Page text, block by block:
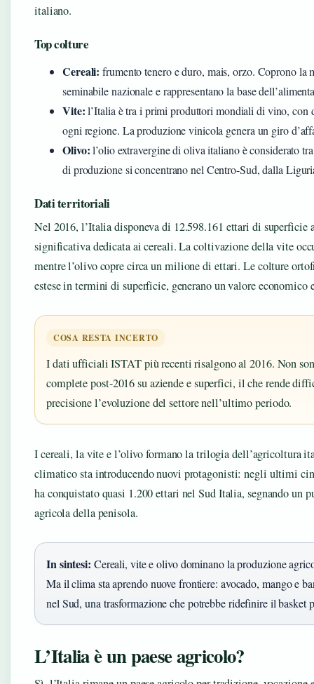
italiano.
Top colture
Cereali: frumento tenero e duro, mais, orzo. Coprono la
seminabile nazionale e rappresentano la base
Vite:l’Italia è tra i primi produttori mondiali di vino, con
ogni regione. La produzione vinicola genera un giro
Olivo:l’olio extravergine di oliva italiano è considerato
di produzione si concentrano nel Centro-Sud, dalla
Dati territoriali
Nel 2016, l’Italia disponeva di 12.598.161 ettari di superficie
significativa dedicata ai cereali. La coltivazione della vite
mentre l’olivo copre circa un milione di ettari. Le colture
estese in termini di superficie, generano un valore economico
COSA RESTA INCERTO
I dati ufficiali ISTAT più recenti risalgono al 2016. Non
complete post-2016 su aziende e superfici, il che rende
precisione l’evoluzione del settore nell’ultimo periodo.
I cereali, la vite e l’olivo formano la trilogia dell’agricoltura
climatico sta introducendo nuovi protagonisti: negli ultimi
ha conquistato quasi 1.200 ettari nel Sud Italia, segnando un
agricola della penisola.
In sintesi: Cereali, vite e olivo dominano la produzione
Ma il clima sta aprendo nuove frontiere: avocado, mango e
nel Sud, una trasformazione che potrebbe ridefinire il basket
L’Italia è un paese agricolo?